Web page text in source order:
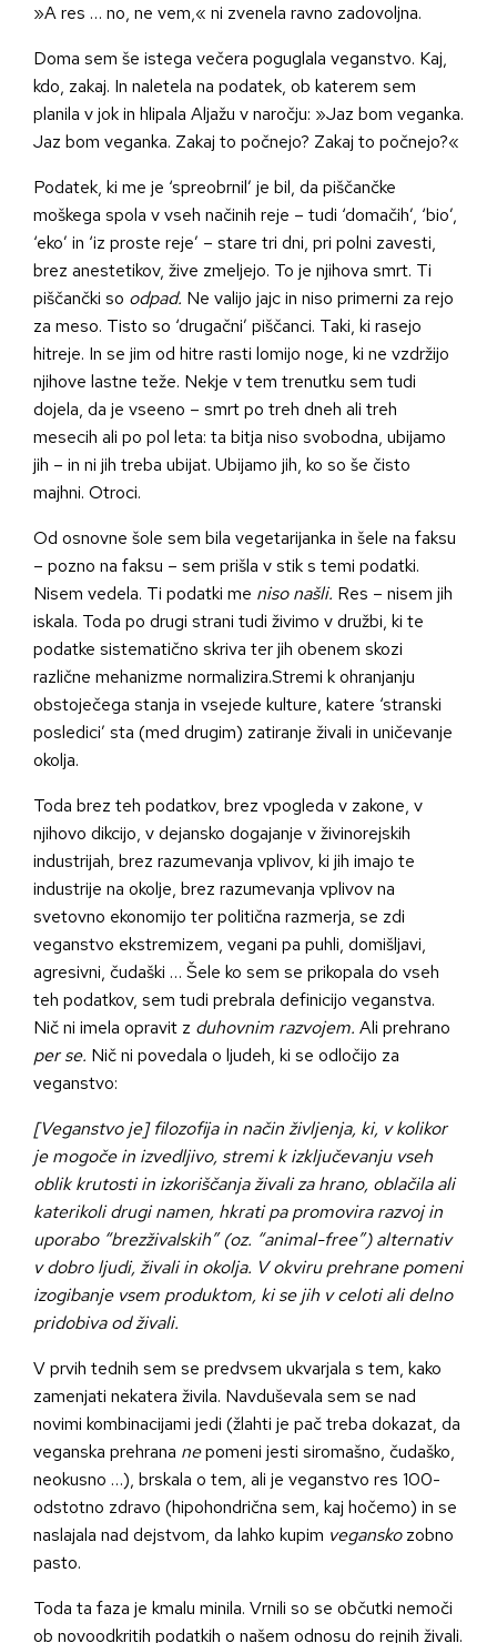
»A res … no, ne vem,« ni zvenela ravno zadovoljna.
Doma sem še istega večera poguglala veganstvo. Kaj,
kdo, zakaj. In naletela na podatek, ob katerem sem
planila v jok in hlipala Aljažu v naročju: »Jaz bom veganka.
Jaz bom veganka. Zakaj to počnejo? Zakaj to počnejo?«
Podatek, ki me je ‘spreobrnil’ je bil, da piščančke
moškega spola v vseh načinih reje – tudi ‘domačih’, ‘bio’,
‘eko’ in ‘iz proste reje’ – stare tri dni, pri polni zavesti,
brez anestetikov, žive zmeljejo. To je njihova smrt. Ti
piščančki so odpad. Ne valijo jajc in niso primerni za rejo
za meso. Tisto so ‘drugačni’ piščanci. Taki, ki rasejo
hitreje. In se jim od hitre rasti lomijo noge, ki ne vzdržijo
njihove lastne teže. Nekje v tem trenutku sem tudi
dojela, da je vseeno – smrt po treh dneh ali treh
mesecih ali po pol leta: ta bitja niso svobodna, ubijamo
jih – in ni jih treba ubijat. Ubijamo jih, ko so še čisto
majhni. Otroci.
Od osnovne šole sem bila vegetarijanka in šele na faksu
– pozno na faksu – sem prišla v stik s temi podatki.
Nisem vedela. Ti podatki me niso našli. Res – nisem jih
iskala. Toda po drugi strani tudi živimo v družbi, ki te
podatke sistematično skriva ter jih obenem skozi
različne mehanizme normalizira.Stremi k ohranjanju
obstoječega stanja in vsejede kulture, katere ‘stranski
posledici’ sta (med drugim) zatiranje živali in uničevanje
okolja.
Toda brez teh podatkov, brez vpogleda v zakone, v
njihovo dikcijo, v dejansko dogajanje v živinorejskih
industrijah, brez razumevanja vplivov, ki jih imajo te
industrije na okolje, brez razumevanja vplivov na
svetovno ekonomijo ter politična razmerja, se zdi
veganstvo ekstremizem, vegani pa puhli, domišljavi,
agresivni, čudaški … Šele ko sem se prikopala do vseh
teh podatkov, sem tudi prebrala definicijo veganstva.
Nič ni imela opravit z duhovnim razvojem. Ali prehrano
per se. Nič ni povedala o ljudeh, ki se odločijo za
veganstvo:
[Veganstvo je] filozofija in način življenja, ki, v kolikor
je mogoče in izvedljivo, stremi k izključevanju vseh
oblik krutosti in izkoriščanja živali za hrano, oblačila ali
katerikoli drugi namen, hkrati pa promovira razvoj in
uporabo “brezživalskih” (oz. “animal-free”) alternativ
v dobro ljudi, živali in okolja. V okviru prehrane pomeni
izogibanje vsem produktom, ki se jih v celoti ali delno
pridobiva od živali.
V prvih tednih sem se predvsem ukvarjala s tem, kako
zamenjati nekatera živila. Navduševala sem se nad
novimi kombinacijami jedi (žlahti je pač treba dokazat, da
veganska prehrana nepomeni jesti siromašno, čudaško,
neokusno …), brskala o tem, ali je veganstvo res 100-
odstotno zdravo (hipohondrična sem, kaj hočemo) in se
naslajala nad dejstvom, da lahko kupim veganskozobno
pasto.
Toda ta faza je kmalu minila. Vrnili so se občutki nemoči
ob novoodkritih podatkih o našem odnosu do rejnih živali.